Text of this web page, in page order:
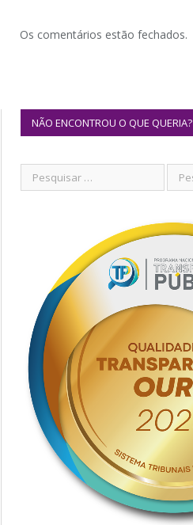
Os comentários estão fechados.
NÃO ENCONTROU O QUE QUERIA?